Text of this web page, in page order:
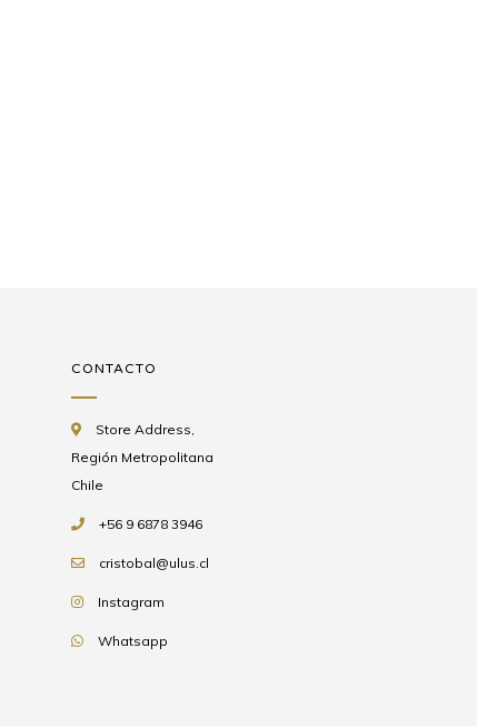
CONTACTO
Store Address,
Región Metropolitana
Chile
+56 9 6878 3946
cristobal@ulus.cl
Instagram
Whatsapp